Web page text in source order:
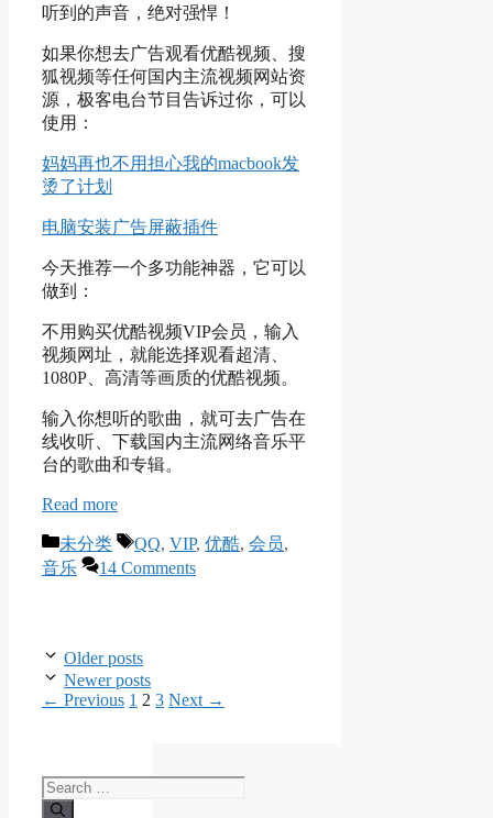
听到的声音，绝对强悍！
如果你想去广告观看优酷视频、搜
狐视频等任何国内主流视频网站资
源，极客电台节目告诉过你，可以
使用：
妈妈再也不用担心我的macbook发
烫了计划
电脑安装广告屏蔽插件
今天推荐一个多功能神器，它可以
做到：
不用购买优酷视频VIP会员，输入
视频网址，就能选择观看超清、
1080P、高清等画质的优酷视频。
输入你想听的歌曲，就可去广告在
线收听、下载国内主流网络音乐平
台的歌曲和专辑。
Read more
Categories
未分类 Tags
QQ, VIP, 优酷, 会员,
音乐
14 Comments
Older posts
Newer posts
← Previous Page
1 Page
2 Page
3 Next →
Search
for: